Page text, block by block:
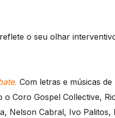
o seu olhar
Com letras e músicas
Coro Gospel Collective,
Nelson Cabral, Ivo Palitos,